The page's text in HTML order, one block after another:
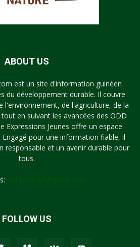
ABOUT US
est un site d'information guinéen
du développement durable. Il couvre
l'environnement, de l'agriculture, de la
en suivant les avancées des ODD
Expressions Jeunes offre un espace
Engagé pour une information fiable, il
responsable et un avenir durable pour
tous.
FOLLOW US